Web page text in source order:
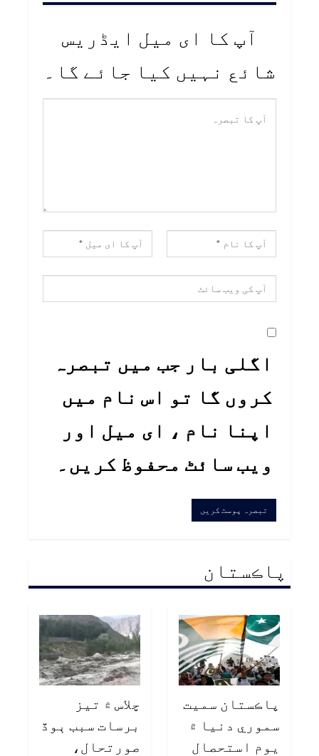
آپ کا ای میل ایڈریس
شائع نہیں کیا جائے گا۔
اگلی بار جب میں تبصرہ
کروں گا تو اس نام میں
اپنا نام ، ای میل اور
ویب سائٹ محفوظ کریں۔
پاڪستان
پاڪستان سميت
سموري دنيا ۾
يوم استحصال
چلاس ۾ تيز
برسات سبب ٻوڏ
صورتحال،